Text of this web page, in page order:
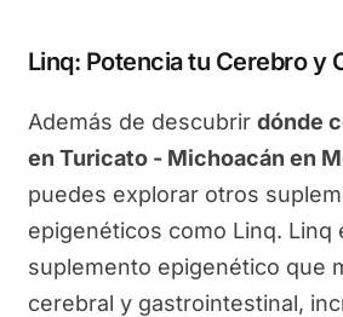
Linq: Potencia tu Cerebro y
Además de descubrir dónde
en Turicato - Michoacán en
puedes explorar otros
epigenéticos como Linq. Linq
suplemento epigenético que
cerebral y gastrointestinal,